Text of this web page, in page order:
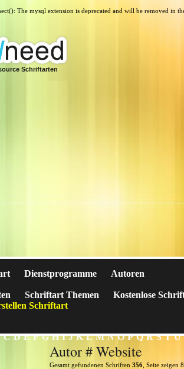
The mysql extension is deprecated and will be removed in
Schriftarten
Dienstprogramme Autoren
Schriftart Themen
Kostenlose
Schriftart
C D E F G H I J K L M N O P Q R S T U
Autor # Website
Gesamt gefundenen Schriften 356 , Seite zeigen